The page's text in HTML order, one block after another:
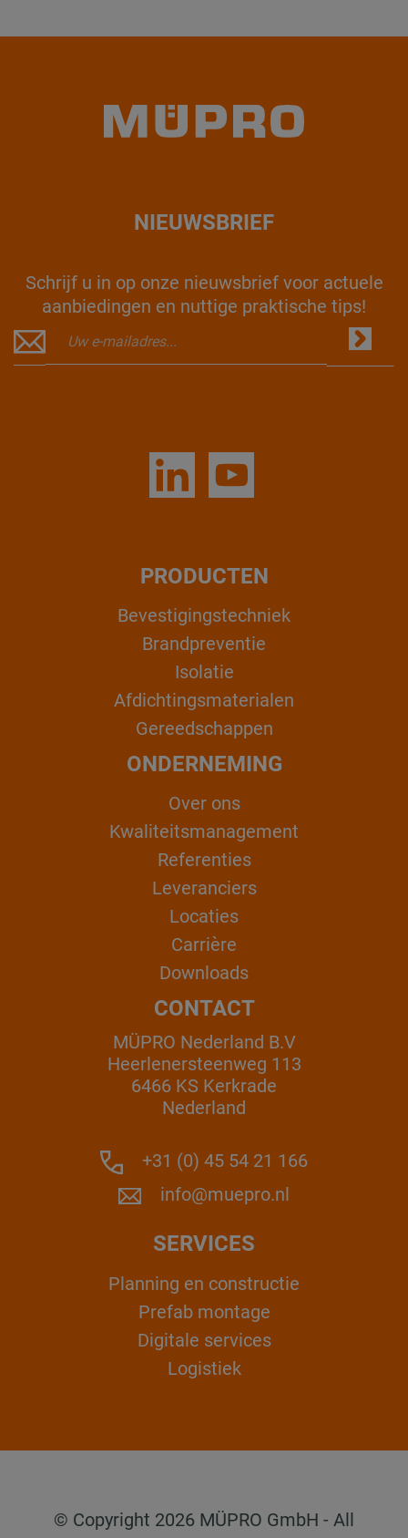
NIEUWSBRIEF
Schrijf u in op onze nieuwsbrief voor actuele
aanbiedingen en nuttige praktische tips!
PRODUCTEN
Bevestigingstechniek
Brandpreventie
Isolatie
Afdichtingsmaterialen
Gereedschappen
ONDERNEMING
Over ons
Kwaliteitsmanagement
Referenties
Leveranciers
Locaties
Carrière
Downloads
CONTACT
MÜPRO Nederland B.V
Heerlenersteenweg 113
6466 KS Kerkrade
Nederland
+31 (0) 45 54 21 166
info@muepro.nl
SERVICES
Planning en constructie
Prefab montage
Digitale services
Logistiek
© Copyright 2026 MÜPRO GmbH - All